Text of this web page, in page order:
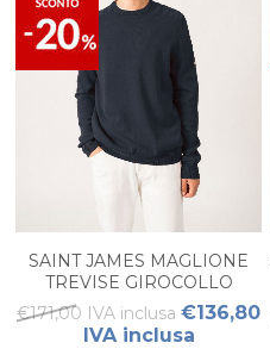
SAINT JAMES MAGLIONE
TREVISE GIROCOLLO
UOMO
€171,00 IVA inclusa €136,80
IVA inclusa